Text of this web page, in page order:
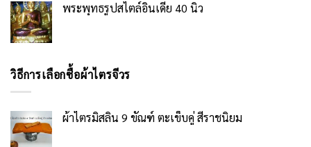
พระพุทธรูปสไตล์อินเดีย 40 นิ้ว
วิธีการเลือกซื้อผ้าไตรจีวร
ผ้าไตรมิสลิน 9 ขัณฑ์ ตะเข็บคู่ สีราชนิยม